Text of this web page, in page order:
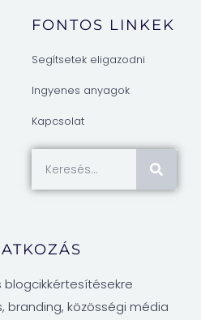
FONTOS LINKEK
Segítsetek eligazodni
Ingyenes anyagok
Kapcsolat
blogcikkértesítésekre
branding, közösségi média